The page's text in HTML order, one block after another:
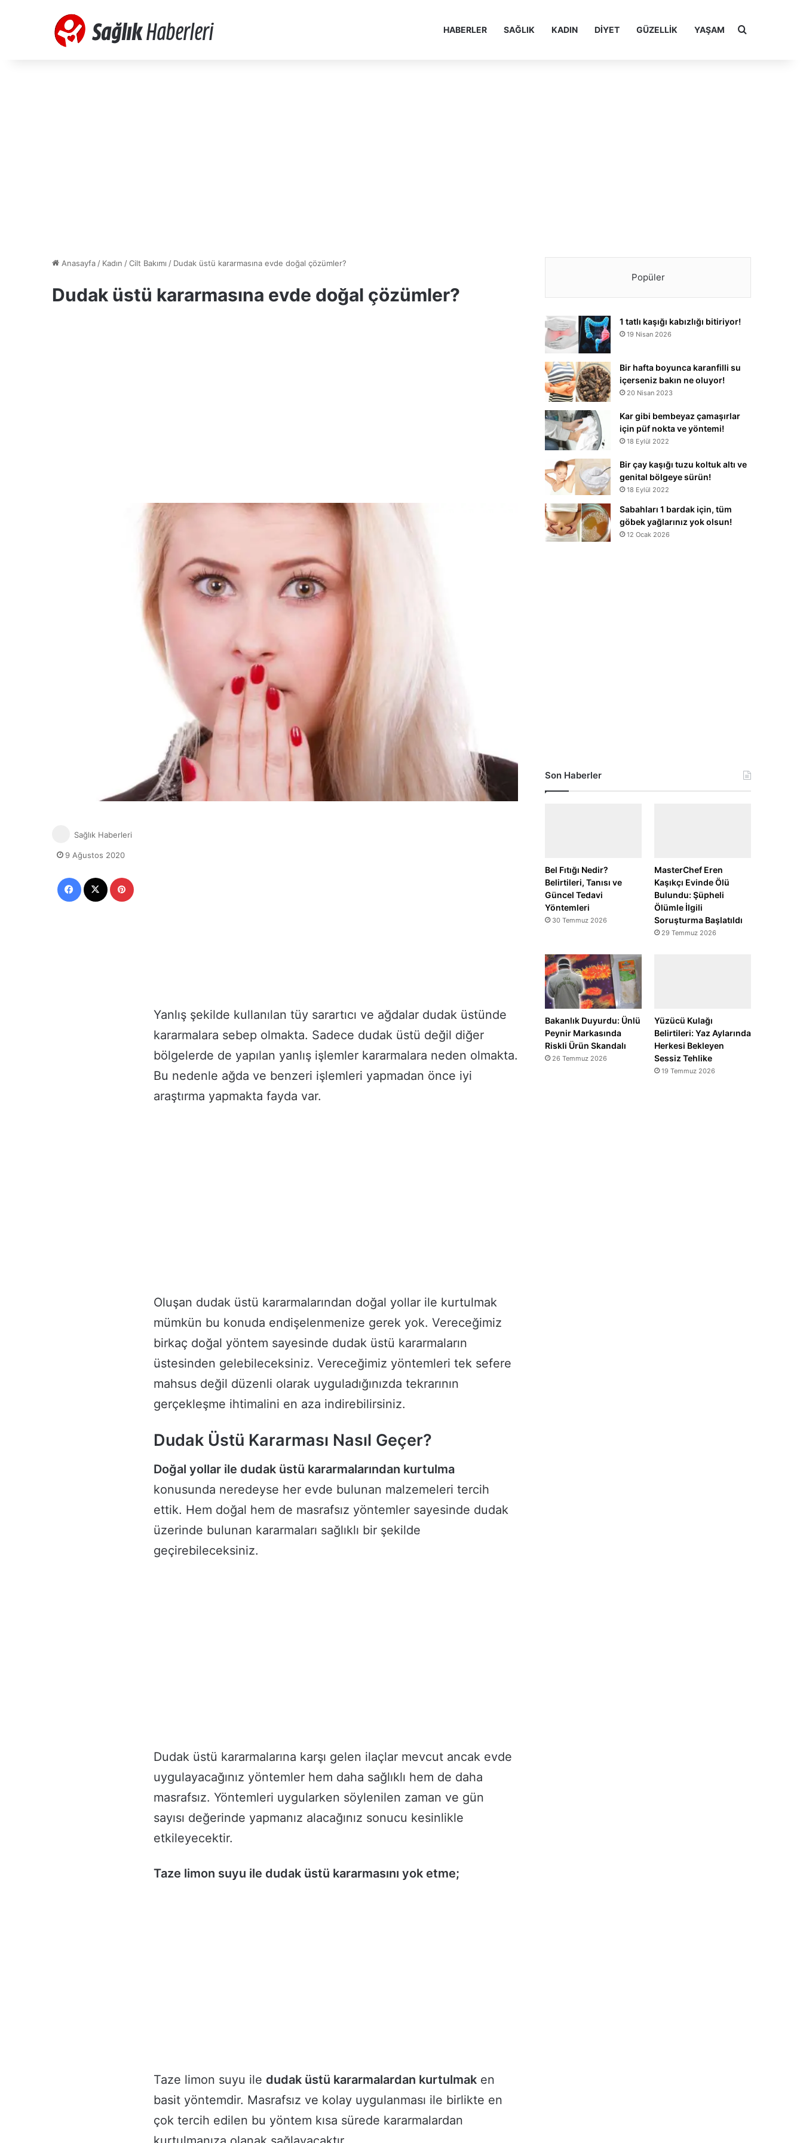
HABERLER SAĞLIK KADIN DIYET GÜZELLIK YAŞAM Arama yap
Anasayfa / Kadın /Cilt Bakımı / Dudak üstü kararmasına evde doğal çözümler?
Dudak üstü kararmasına evde doğal çözümler?
Yanlış şekilde kullanılan tüy sarartıcı ve ağdalar dudak üstünde
kararmalara sebep olmakta. Sadece dudak üstü değil diğer
bölgelerde de yapılan yanlış işlemler kararmalara neden olmakta.
Bu nedenle ağda ve benzeri işlemleri yapmadan önce iyi
araştırma yapmakta fayda var.
Oluşan dudak üstü kararmalarından doğal yollar ile kurtulmak
mümkün bu konuda endişelenmenize gerek yok. Vereceğimiz
birkaç doğal yöntem sayesinde dudak üstü kararmaların
üstesinden gelebileceksiniz. Vereceğimiz yöntemleri tek sefere
mahsus değil düzenli olarak uyguladığınızda tekrarının
gerçekleşme ihtimalini en aza indirebilirsiniz.
Dudak Üstü Kararması Nasıl Geçer?
Doğal yollar ile dudak üstü kararmalarından kurtulma
konusunda neredeyse her evde bulunan malzemeleri tercih
ettik. Hem doğal hem de masrafsız yöntemler sayesinde dudak
üzerinde bulunan kararmaları sağlıklı bir şekilde
geçirebileceksiniz.
Dudak üstü kararmalarına karşı gelen ilaçlar mevcut ancak evde
uygulayacağınız yöntemler hem daha sağlıklı hem de daha
masrafsız. Yöntemleri uygularken söylenilen zaman ve gün
sayısı değerinde yapmanız alacağınız sonucu kesinlikle
etkileyecektir.
Taze limon suyu ile dudak üstü kararmasını yok etme;
Taze limon suyu ile dudak üstü kararmalardan kurtulmak en
basit yöntemdir. Masrafsız ve kolay uygulanması ile birlikte en
çok tercih edilen bu yöntem kısa sürede kararmalardan
Sağlık Haberleri
9 Ağustos 2020
Popüler
1 tatlı kaşığı kabızlığı bitiriyor!
19 Nisan 2026
Bir hafta boyunca karanfilli su
içerseniz bakın ne oluyor!
20 Nisan 2023
Kar gibi bembeyaz çamaşırlar
için püf nokta ve yöntemi!
18 Eylül 2022
Bir çay kaşığı tuzu koltuk altı ve
genital bölgeye sürün!
18 Eylül 2022
Sabahları 1 bardak için, tüm
göbek yağlarınız yok olsun!
12 Ocak 2026
Son Haberler
Bel Fıtığı Nedir?
Belirtileri, Tanısı ve
Güncel Tedavi
Yöntemleri
30 Temmuz 2026
MasterChef Eren
Kaşıkçı Evinde Ölü
Bulundu: Şüpheli
Ölümle İlgili
Soruşturma Başlatıldı
29 Temmuz 2026
Bakanlık Duyurdu: Ünlü
Peynir Markasında
Riskli Ürün Skandalı
26 Temmuz 2026
Yüzücü Kulağı
Belirtileri: Yaz Aylarında
Herkesi Bekleyen
Sessiz Tehlike
19 Temmuz 2026